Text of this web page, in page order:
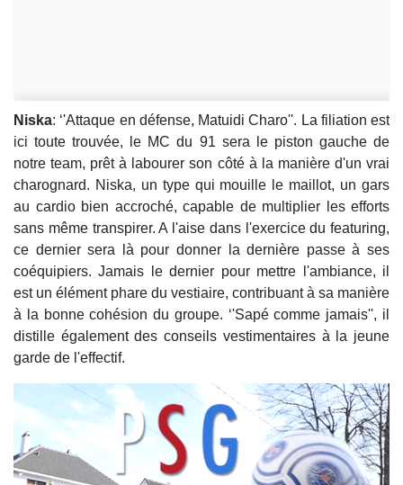
Niska: ‘'Attaque en défense, Matuidi Charo''. La filiation est
ici toute trouvée, le MC du 91 sera le piston gauche de
notre team, prêt à labourer son côté à la manière d'un vrai
charognard. Niska, un type qui mouille le maillot, un gars
au cardio bien accroché, capable de multiplier les efforts
sans même transpirer. A l'aise dans l'exercice du featuring,
ce dernier sera là pour donner la dernière passe à ses
coéquipiers. Jamais le dernier pour mettre l'ambiance, il
est un élément phare du vestiaire, contribuant à sa manière
à la bonne cohésion du groupe. ‘'Sapé comme jamais'', il
distille également des conseils vestimentaires à la jeune
garde de l'effectif.